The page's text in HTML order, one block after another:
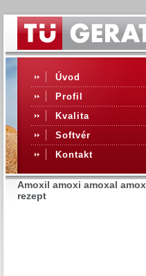
Úvod
Profil
Kvalita
Softvér
Kontakt
Amoxil amoxi amoxal
rezept